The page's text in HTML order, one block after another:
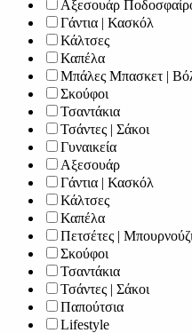
Αξεσουάρ
Γάντια | Κασκόλ
Κάλτσες
Καπέλα
Μπάλες Μπασκετ |
Σκούφοι
Τσαντάκια
Τσάντες | Σάκοι
Γυναικεία
Αξεσουάρ
Γάντια | Κασκόλ
Κάλτσες
Καπέλα
Πετσέτες |
Σκούφοι
Τσαντάκια
Τσάντες | Σάκοι
Παπούτσια
Lifestyle